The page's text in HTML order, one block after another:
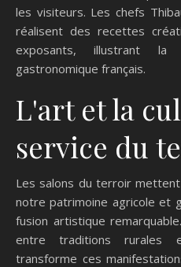
les visiteurs. Les chefs
réalisent des recettes
exposants, illustrant la
gastronomique français.
L'art et la
service du
Les salons du terroir
notre patrimoine agricole et
fusion artistique
entre traditions rurales
transforme ces